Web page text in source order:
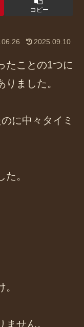
コピー
2025.09.10
たことの1つに
ました。
に中々タイミ
。
せん。